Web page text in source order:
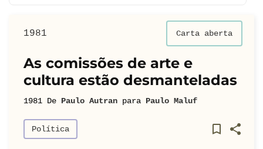
1981 Carta aberta
As comissões de arte e
cultura estão desmanteladas
1981 De Paulo Autran para Paulo Maluf
Política